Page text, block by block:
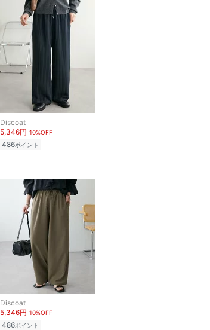
Discoat
5,346円 10%OFF
486ポイント
Discoat
5,346円 10%OFF
486ポイント